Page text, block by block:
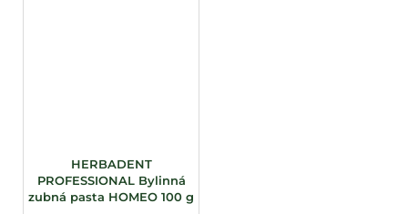
HERBADENT
PROFESSIONAL Bylinná
zubná pasta HOMEO 100 g